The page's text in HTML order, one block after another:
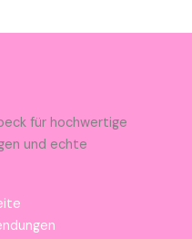
für hochwertige
und echte